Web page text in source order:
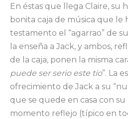
En éstas que llega Claire, su
bonita caja de música que le
testamento el “agarrao” de
la enseña a Jack, y ambos,
de la caja, ponen la misma
puede ser serio este tío”. La
ofrecimiento de Jack a su
que se quede en casa con su
momento reflejo (típico en